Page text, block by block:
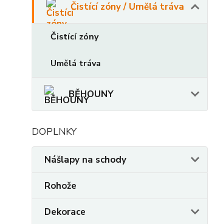
Čistící zóny / Umělá tráva
Čistící zóny
Umělá tráva
BĚHOUNY
DOPLNKY
Nášlapy na schody
Rohože
Dekorace